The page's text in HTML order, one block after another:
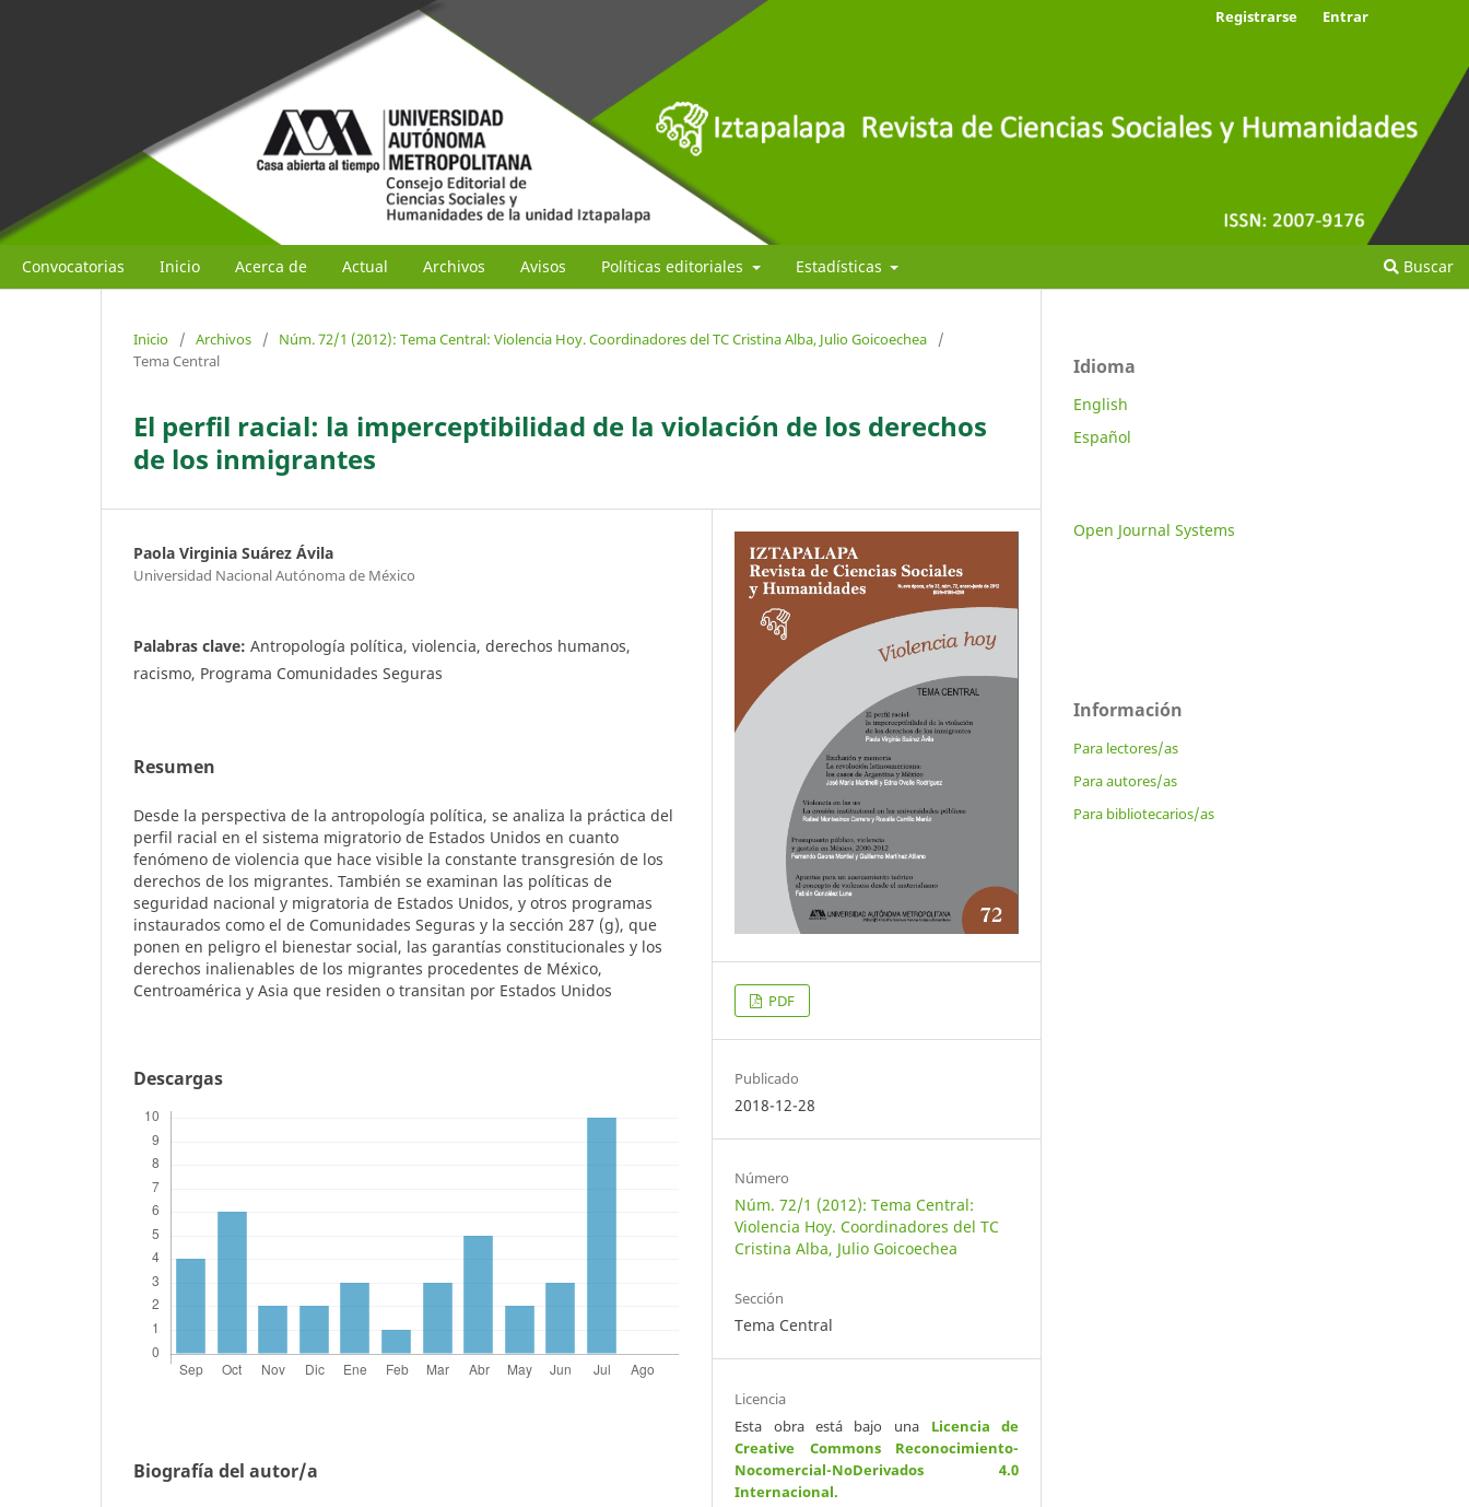
Convocatorias Inicio Acerca de Actual Archivos Avisos Políticas editoriales Estadísticas Buscar
Registrarse Entrar
Inicio / Archivos / Núm. 72/1 (2012): Tema Central: Violencia Hoy. Coordinadores del TC Cristina Alba, Julio Goicoechea
/
Tema Central
El perfil racial: la imperceptibilidad de la violación de los derechos
de los inmigrantes
Paola Virginia Suárez Ávila
Universidad Nacional Autónoma de México
Palabras clave: Antropología política, violencia, derechos humanos,
racismo, Programa Comunidades Seguras
Resumen
Desde la perspectiva de la antropología política, se analiza la práctica del
perfil racial en el sistema migratorio de Estados Unidos en cuanto
fenómeno de violencia que hace visible la constante transgresión de los
derechos de los migrantes. También se examinan las políticas de
seguridad nacional y migratoria de Estados Unidos, y otros programas
instaurados como el de Comunidades Seguras y la sección 287 (g), que
ponen en peligro el bienestar social, las garantías constitucionales y los
derechos inalienables de los migrantes procedentes de México,
Centroamérica y Asia que residen o transitan por Estados Unidos
Descargas
Biografía del autor/a
PDF
Publicado
2018-12-28
Número
Núm. 72/1 (2012): Tema Central:
Violencia Hoy. Coordinadores del TC
Cristina Alba, Julio Goicoechea
Sección
Tema Central
Licencia
Esta obra está bajo una Licencia de
Creative Commons Reconocimiento-
Nocomercial-NoDerivados 4.0
Internacional.
Idioma
English
Español
Open Journal Systems
Información
Para lectores/as
Para autores/as
Para bibliotecarios/as